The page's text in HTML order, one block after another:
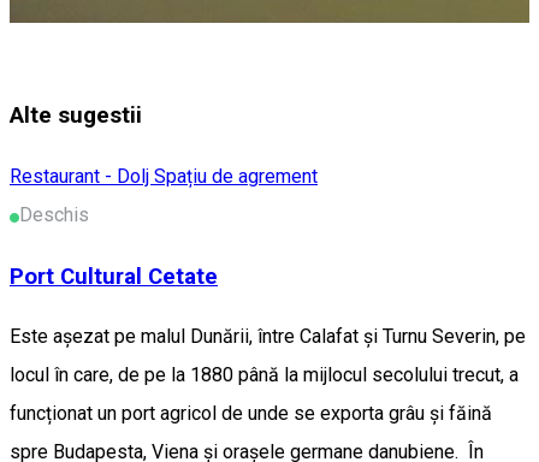
Alte sugestii
Restaurant - Dolj Spațiu de agrement
Deschis
Port Cultural Cetate
Este așezat pe malul Dunării, între Calafat și Turnu Severin, pe
locul în care, de pe la 1880 până la mijlocul secolului trecut, a
funcționat un port agricol de unde se exporta grâu și făină
spre Budapesta, Viena și orașele germane danubiene. În